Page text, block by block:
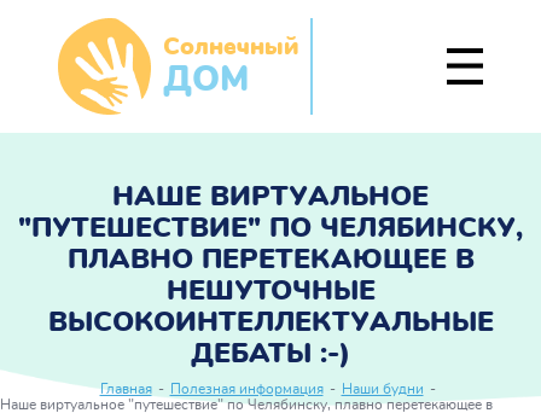
Солнечный
ДОМ
НАШЕ ВИРТУАЛЬНОЕ
"ПУТЕШЕСТВИЕ" ПО ЧЕЛЯБИНСКУ,
ПЛАВНО ПЕРЕТЕКАЮЩЕЕ В
НЕШУТОЧНЫЕ
ВЫСОКОИНТЕЛЛЕКТУАЛЬНЫЕ
ДЕБАТЫ :-)
Главная - Полезная информация - Наши будни
-
Наше виртуальное "путешествие" по Челябинску, плавно перетекающее в